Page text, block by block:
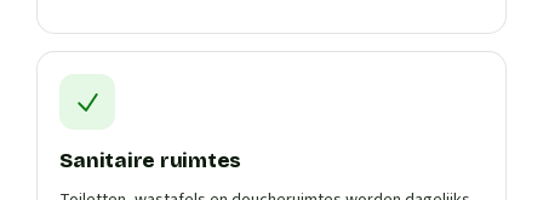
Sanitaire ruimtes